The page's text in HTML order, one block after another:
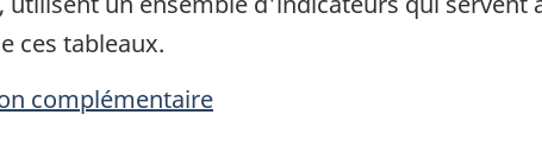
ces tableaux.
complémentaire